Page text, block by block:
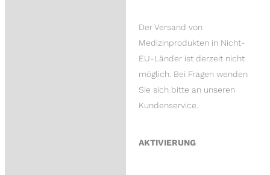
Der Versand von
Medizinprodukten in Nicht-
EU-Länder ist derzeit nicht
möglich. Bei Fragen wenden
Sie sich bitte an unseren
Kundenservice.
AKTIVIERUNG